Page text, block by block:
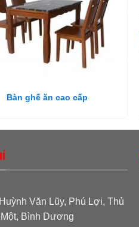
Bàn ghế ăn cao cấp
Văn Lũy, Phú Lợi, Thủ
Bình Dương